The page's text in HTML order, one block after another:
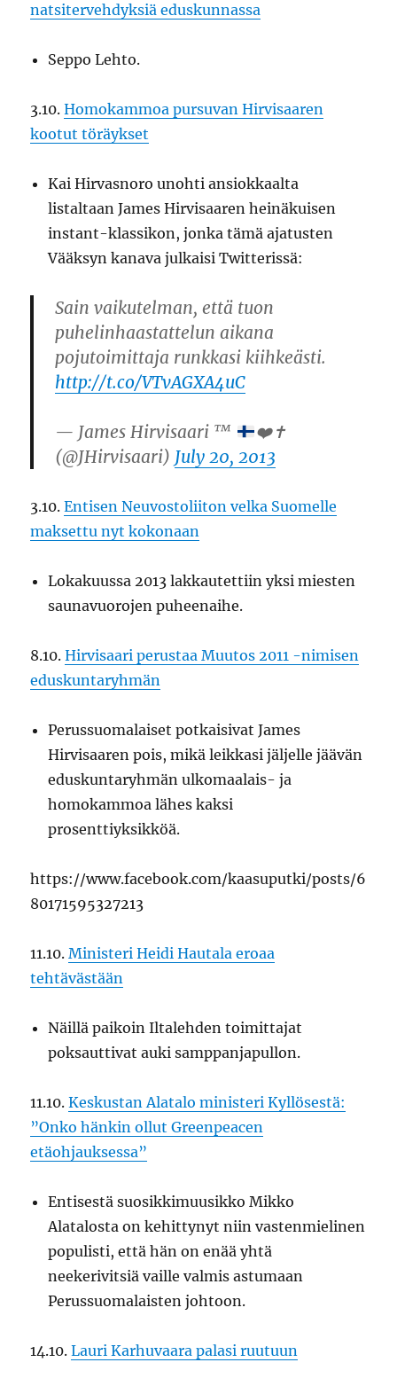
natsi­tervehdyksiä eduskunnassa
Seppo Lehto.
3.10.Homokammoa pursuvan Hirvisaaren
kootut töräykset
Kai Hirvasnoro unohti ansiokkaalta
listaltaan James Hirvisaaren heinäkuisen
instant-klassikon, jonka tämä ajatusten
Vääksyn kanava julkaisi Twitterissä:
Sain vaikutelman, että tuon
puhelinhaastattelun aikana
pojutoimittaja runkkasi kiihkeästi.
http://t.co/VTvAGXA4uC
— James Hirvisaari ™ ❤️✝️
(@JHirvisaari) July 20, 2013
3.10.Entisen Neuvostoliiton velka Suomelle
maksettu nyt kokonaan
Lokakuussa 2013 lakkautettiin yksi miesten
saunavuorojen puheenaihe.
8.10.Hirvisaari perustaa Muutos 2011 -nimisen
eduskuntaryhmän
Perussuomalaiset potkaisivat James
Hirvisaaren pois, mikä leikkasi jäljelle jäävän
eduskuntaryhmän ulkomaalais- ja
homokammoa lähes kaksi
prosenttiyksikköä.
https://www.facebook.com/kaasuputki/posts/6
80171595327213
11.10.Ministeri Heidi Hautala eroaa
tehtävästään
Näillä paikoin Iltalehden toimittajat
poksauttivat auki samppanjapullon.
11.10.Keskustan Alatalo ministeri Kyllösestä:
”Onko hänkin ollut Greenpeacen
etäohjauksessa”
Entisestä suosikkimuusikko Mikko
Alatalosta on kehittynyt niin vastenmielinen
populisti, että hän on enää yhtä
neekerivitsiä vaille valmis astumaan
Perussuomalaisten johtoon.
14.10.Lauri Karhuvaara palasi ruutuun